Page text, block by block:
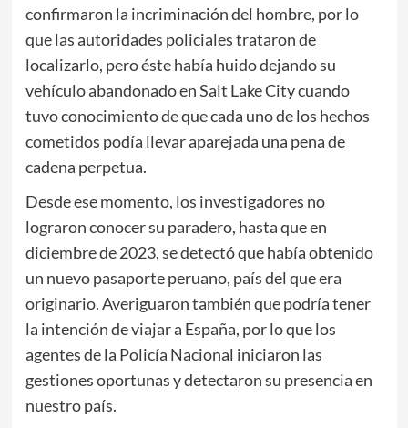
confirmaron la incriminación del hombre, por lo
que las autoridades policiales trataron de
localizarlo, pero éste había huido dejando su
vehículo abandonado en Salt Lake City cuando
tuvo conocimiento de que cada uno de los hechos
cometidos podía llevar aparejada una pena de
cadena perpetua.
Desde ese momento, los investigadores no
lograron conocer su paradero, hasta que en
diciembre de 2023, se detectó que había obtenido
un nuevo pasaporte peruano, país del que era
originario. Averiguaron también que podría tener
la intención de viajar a España, por lo que los
agentes de la Policía Nacional iniciaron las
gestiones oportunas y detectaron su presencia en
nuestro país.